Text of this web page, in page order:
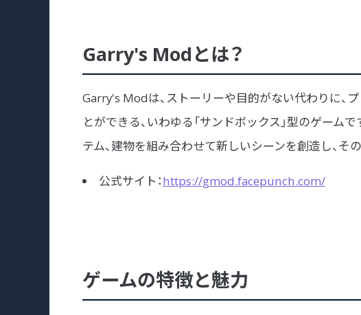
Garry's Modとは？
Garry's Modは、ストーリーや目的がない代わりに、
とができる、いわゆる「サンドボックス」型のゲーム
テム、建物を組み合わせて新しいシーンを創造し、そ
公式サイト：https://gmod.facepunch.com/
ゲームの特徴と魅力